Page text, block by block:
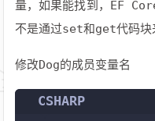
量，如果能找到，EF
不是通过set和get代码块
修改Dog的成员变量名
CSHARP